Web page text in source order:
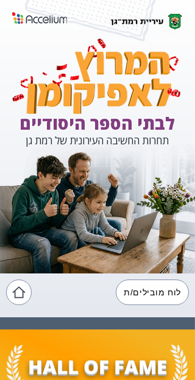
לבתי הספר היסודיים
תחרות החשיבה העירונית של רמת גן
לוח מובילים/ת
HALL OF FAME